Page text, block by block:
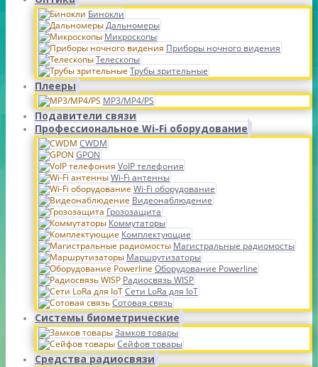
Бинокли
Дальномеры
Микроскопы
Приборы ночного видения
Телескопы
Трубы зрительные
Плееры
MP3/MP4/PS
Подавители связи
Профессиональное Wi-Fi оборудование
CWDM
GPON
VoIP телефония
Wi-Fi антенны
Wi-Fi оборудование
Видеонаблюдение
Грозозащита
Коммутаторы
Комплектующие
Магистральные радиомосты
Маршрутизаторы
Оборудование Powerline
Радиосвязь WISP
Сети LoRa для IoT
Сотовая связь
Системы биометрические
Замков товары
Сейфов товары
Средства радиосвязи